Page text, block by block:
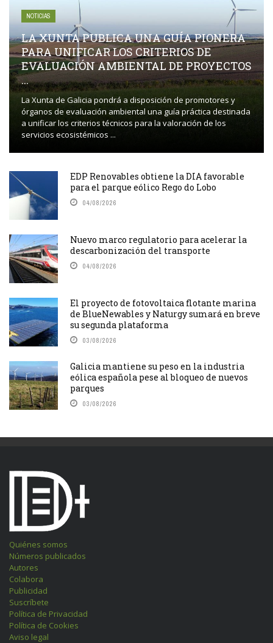
NOTICIAS
LA XUNTA PUBLICA UNA GUÍA PIONERA
PARA UNIFICAR LOS CRITERIOS DE
EVALUACIÓN AMBIENTAL DE PROYECTOS
...
La Xunta de Galicia pondrá a disposición de promotores y
órganos de evaluación ambiental una guía práctica destinada
a unificar los criterios técnicos para la valoración de los
servicios ecosistémicos ...
EDP Renovables obtiene la DIA favorable
para el parque eólico Rego do Lobo
04/08/2026
Nuevo marco regulatorio para acelerar la
descarbonización del transporte
04/08/2026
El proyecto de fotovoltaica flotante marina
de BlueNewables y Naturgy sumará en breve
su segunda plataforma
03/08/2026
Galicia mantiene su peso en la industria
eólica española pese al bloqueo de nuevos
parques
03/08/2026
Quiénes somos
Números publicados
Autores
Colabora
Publicidad
Suscríbete
Política de Privacidad
Política de Cookies
Aviso legal